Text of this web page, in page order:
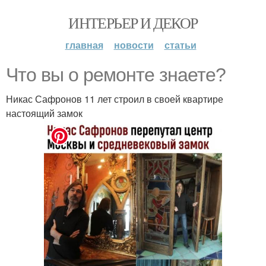
ИНТЕРЬЕР И ДЕКОР
главная новости статьи
Что вы о ремонте знаете?
Никас Сафронов 11 лет строил в своей квартире
настоящий замок